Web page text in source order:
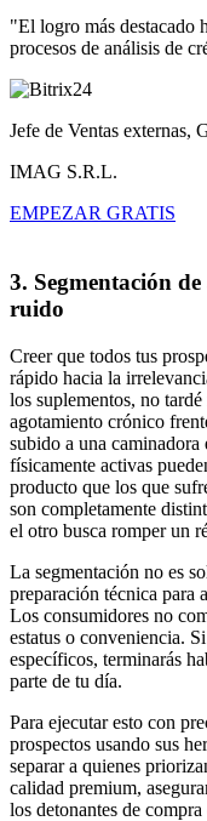
"El logro más destacado
procesos de análisis de
Jefe de Ventas externas,
IMAG S.R.L.
EMPEZAR GRATIS
3. Segmentación
ruido
Creer que todos tus
rápido hacia la
los suplementos, no
agotamiento crónico
subido a una caminadora
físicamente activas
producto que los que
son completamente
el otro busca romper un
La segmentación no es
preparación técnica para
Los consumidores no
estatus o conveniencia.
específicos, terminarás
parte de tu día.
Para ejecutar esto con
prospectos usando sus
separar a quienes
calidad premium,
los detonantes de